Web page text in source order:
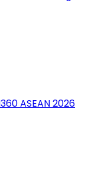
ASEAN 2026